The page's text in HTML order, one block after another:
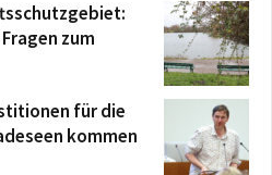
zum
für die
kommen